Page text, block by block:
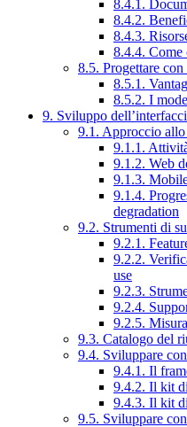
8.4.1.
8.4.2.
8.4.3.
8.4.4. Come
8.5. Progettare
8.5.1.
8.5.2. I
9. Sviluppo
9.1. Approccio
9.1.1.
9.1.2. Web
9.1.3.
9.1.4.
degradation
9.2. Strumenti di
9.2.1.
9.2.2.
use
9.2.3.
9.2.4.
9.2.5.
9.3. Catalogo del
9.4. Sviluppare
9.4.1. Il
9.4.2. Il kit
9.4.3. Il kit
9.5. Sviluppare